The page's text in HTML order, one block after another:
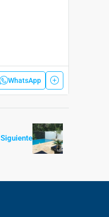
WhatsApp
Siguiente